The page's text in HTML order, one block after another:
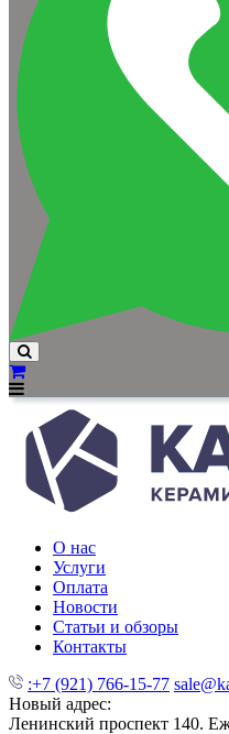
О нас
Услуги
Оплата
Новости
Статьи и обзоры
Контакты
:+7 (921) 766-15-77
Новый адрес:
Ленинский проспект 140.